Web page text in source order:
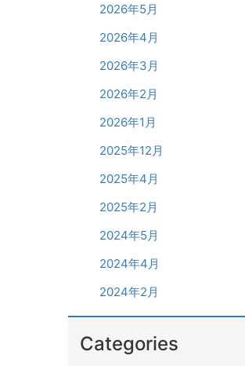
2026年5月
2026年4月
2026年3月
2026年2月
2026年1月
2025年12月
2025年4月
2025年2月
2024年5月
2024年4月
2024年2月
Categories